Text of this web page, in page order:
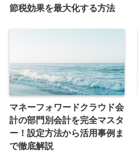
節税効果を最大化する方法
マネーフォワードクラウド会
計の部門別会計を完全マスタ
ー！設定方法から活用事例ま
で徹底解説